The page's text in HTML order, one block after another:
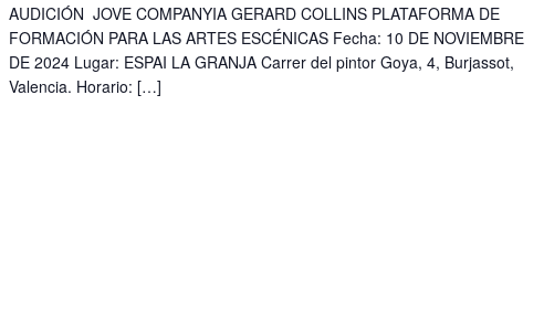
AUDICIÓN JOVE COMPANYIA GERARD COLLINS PLATAFORMA DE
FORMACIÓN PARA LAS ARTES ESCÉNICAS Fecha: 10 DE NOVIEMBRE
DE 2024 Lugar: ESPAI LA GRANJA Carrer del pintor Goya, 4, Burjassot,
Valencia. Horario: […]